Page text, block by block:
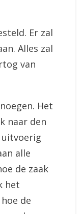
Er zal
Alles zal
van
Het
naar den
uitvoerig
alle
de zaak
het
de